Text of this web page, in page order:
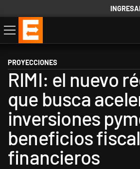
Economía
Política
Internacional
Actualidad
Descargá la App
PROYECCIONES
RIMI: el nuevo
que busca
inversiones
beneficios
financieros